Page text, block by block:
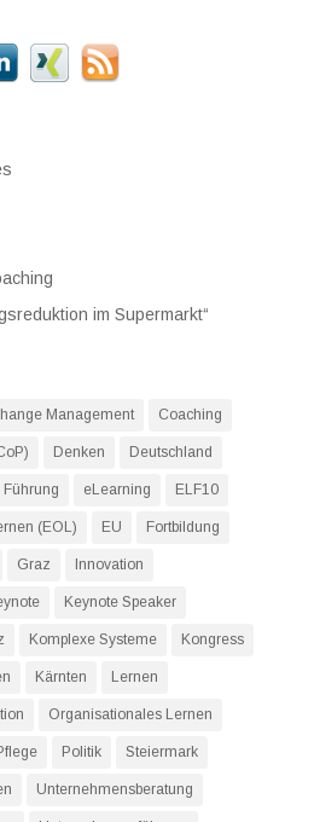
im Supermarkt“
Management Coaching
Denken Deutschland
Führung eLearning ELF10
(EOL) EU Fortbildung
Graz Innovation
Keynote Speaker
Komplexe Systeme Kongress
Kärnten Lernen
Organisationales Lernen
Politik Steiermark
Unternehmensberatung